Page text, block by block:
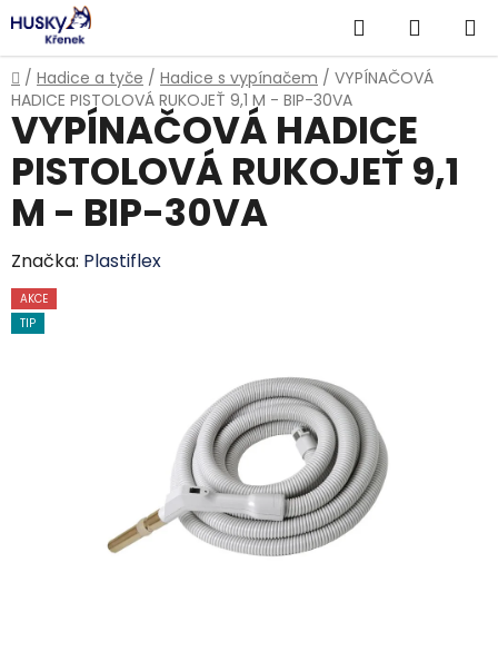
Přejít
na
obsah
Hledat
KOŠÍK
Domů
/ Hadice a tyče / Hadice s vypínačem / VYPÍNAČOVÁ
HADICE PISTOLOVÁ RUKOJEŤ 9,1 M - BIP-30VA
VYPÍNAČOVÁ HADICE
PISTOLOVÁ RUKOJEŤ 9,1
M - BIP-30VA
Značka: Plastiflex
AKCE
TIP